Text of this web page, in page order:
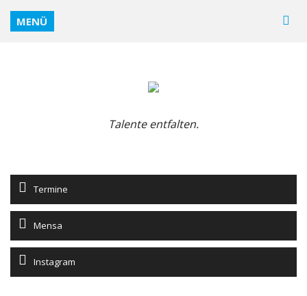
MENÜ
Talente entfalten.
Termine
Mensa
Instagram